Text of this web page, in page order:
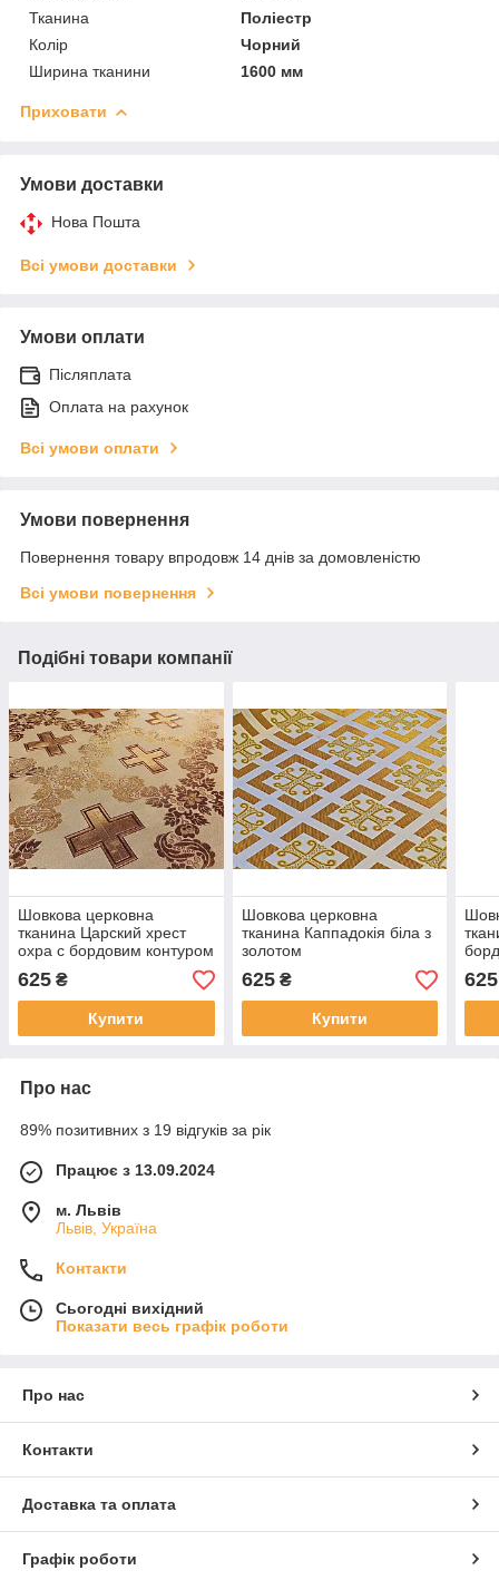
Тканина
Поліестр
Колір
Чорний
Ширина тканини
1600 мм
Приховати
Умови доставки
Нова Пошта
Всі умови доставки
Умови оплати
Післяплата
Оплата на рахунок
Всі умови оплати
Умови повернення
Повернення товару впродовж 14 днів за домовленістю
Всі умови повернення
Подібні товари компанії
Шовкова церковна
тканина Царский хрест
охра с бордовим контуром
з золотом
625 ₴
Купити
Шовкова церковна
тканина Каппадокія біла з
золотом
625₴
Купити
625
Про нас
89% позитивних з 19 відгуків за рік
Працює з 13.09.2024
м. Львів
Львів, Україна
Контакти
Сьогодні вихідний
Показати весь графік роботи
Про нас
Контакти
Доставка та оплата
Графік роботи